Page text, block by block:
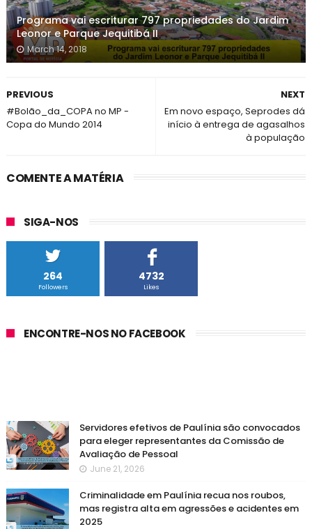
Programa vai escriturar 797 propriedades do Jardim
Leonor e Parque Jequitibá II
March 14, 2018
NEXT
Em novo espaço, Seprodes dá
início à entrega de agasalhos
à população
PREVIOUS
#Bolão_da_COPA no MP -
Copa do Mundo 2014
COMENTE A MATÉRIA
SIGA-NOS
264
Followers
4732
Likes
ENCONTRE-NOS NO FACEBOOK
Servidores efetivos de Paulínia são convocados
para eleger representantes da Comissão de
Avaliação de Pessoal
June 21, 2026
Criminalidade em Paulínia recua nos roubos,
mas registra alta em agressões e acidentes em
2025